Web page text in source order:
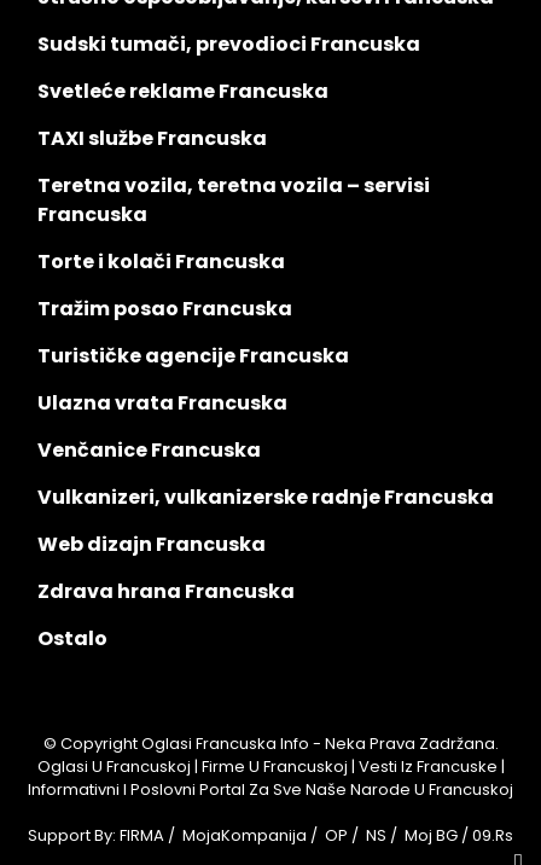
Sudski tumači, prevodioci Francuska
Svetleće reklame Francuska
TAXI službe Francuska
Teretna vozila, teretna vozila – servisi
Francuska
Torte i kolači Francuska
Tražim posao Francuska
Turističke agencije Francuska
Ulazna vrata Francuska
Venčanice Francuska
Vulkanizeri, vulkanizerske radnje Francuska
Web dizajn Francuska
Zdrava hrana Francuska
Ostalo
© Copyright Oglasi Francuska Info - Neka Prava Zadržana.
Oglasi U Francuskoj | Firme U Francuskoj | Vesti Iz Francuske |
Informativni I Poslovni Portal Za Sve Naše Narode U Francuskoj
Support By: FIRMA / MojaKompanija / OP / NS / Moj BG /09.rs